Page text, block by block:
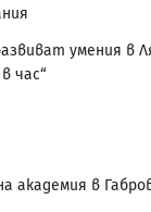
умения в
час“
академия в